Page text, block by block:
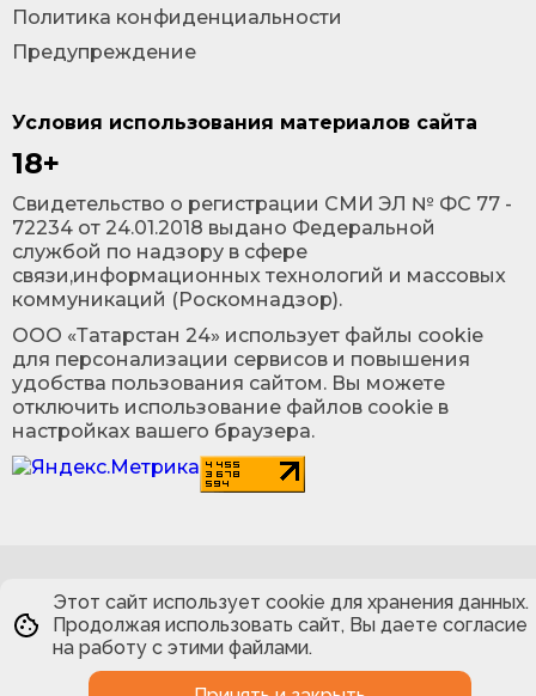
Условия использования материалов сайта
18+
Cвидетельство о регистрации СМИ ЭЛ № ФС 77 -
72234 от 24.01.2018 выдано Федеральной
службой по надзору в сфере
связи,информационных технологий и массовых
коммуникаций (Роскомнадзор).
ООО «Татарстан 24» использует файлы cookie
для персонализации сервисов и повышения
удобства пользования сайтом. Вы можете
отключить использование файлов cookie в
настройках вашего браузера.
Политика конфиденциальности
Предупреждение
Этот сайт использует cookie для хранения данных.
Продолжая использовать сайт, Вы даете согласие
на работу с этими файлами.